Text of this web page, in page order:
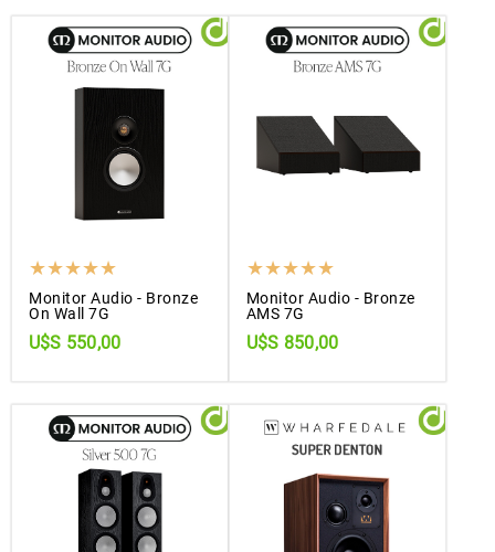
Monitor Audio - Bronze
On Wall 7G
U$S 550,00
Monitor Audio - Bronze
AMS 7G
U$S 850,00